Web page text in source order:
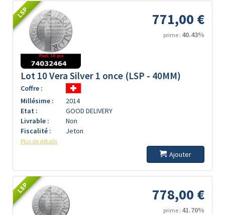
LSP 771,00 €
prime : 40.43%
Lot 10 Vera Silver 1 once (LSP - 40MM)
Coffre :
Millésime :
2014
Etat :
GOOD DELIVERY
Livrable :
Non
Fiscalité :
Jeton
Plus de détails
Ajouter
LSP 778,00 €
prime : 41.70%